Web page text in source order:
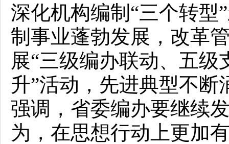
深化机构编制“三个转型
制事业蓬勃发展，改革
展“三级编办联动、五级
升”活动，先进典型不
强调，省委编办要继续
为，在思想行动上更加